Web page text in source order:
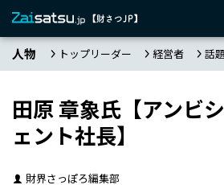
人物 トップリーダー 経営者 話
田原 章象氏【アンビ
ェント社長】
財界さっぽろ編集部